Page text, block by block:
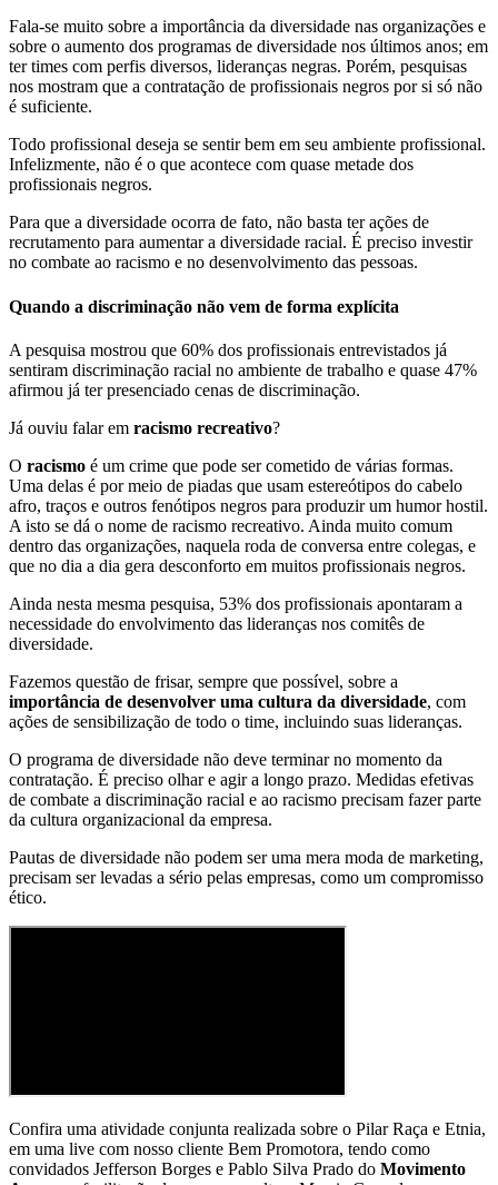
Fala-se muito sobre a importância da diversidade nas organizações e
sobre o aumento dos programas de diversidade nos últimos anos; em
ter times com perfis diversos, lideranças negras. Porém, pesquisas
nos mostram que a contratação de profissionais negros por si só não
é suficiente.
Todo profissional deseja se sentir bem em seu ambiente profissional.
Infelizmente, não é o que acontece com quase metade dos
profissionais negros.
Para que a diversidade ocorra de fato, não basta ter ações de
recrutamento para aumentar a diversidade racial. É preciso investir
no combate ao racismo e no desenvolvimento das pessoas.
Quando a discriminação não vem de forma explícita
A pesquisa mostrou que 60% dos profissionais entrevistados já
sentiram discriminação racial no ambiente de trabalho e quase 47%
afirmou já ter presenciado cenas de discriminação.
Já ouviu falar em racismo recreativo?
O racismo é um crime que pode ser cometido de várias formas.
Uma delas é por meio de piadas que usam estereótipos do cabelo
afro, traços e outros fenótipos negros para produzir um humor hostil.
A isto se dá o nome de racismo recreativo. Ainda muito comum
dentro das organizações, naquela roda de conversa entre colegas, e
que no dia a dia gera desconforto em muitos profissionais negros.
Ainda nesta mesma pesquisa, 53% dos profissionais apontaram a
necessidade do envolvimento das lideranças nos comitês de
diversidade.
Fazemos questão de frisar, sempre que possível, sobre a
importância de desenvolver uma cultura da diversidade, com
ações de sensibilização de todo o time, incluindo suas lideranças.
O programa de diversidade não deve terminar no momento da
contratação. É preciso olhar e agir a longo prazo. Medidas efetivas
de combate a discriminação racial e ao racismo precisam fazer parte
da cultura organizacional da empresa.
Pautas de diversidade não podem ser uma mera moda de marketing,
precisam ser levadas a sério pelas empresas, como um compromisso
ético.
Confira uma atividade conjunta realizada sobre o Pilar Raça e Etnia,
em uma live com nosso cliente Bem Promotora, tendo como
convidados Jefferson Borges e Pablo Silva Prado do Movimento